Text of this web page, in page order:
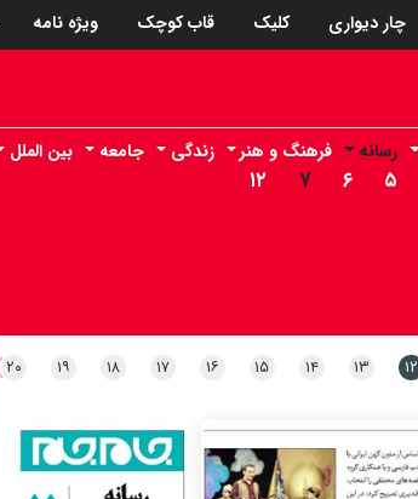
چار دیواری کلیک قاب کوچک ویژه نامه
رسانه
۵ ۶ ۷ ۱۲
فرهنگ و هنر زندگی جامعه بین الملل
۱۲ ۱۳ ۱۴ ۱۵ ۱۶ ۱۷ ۱۸ ۱۹ ۲۰